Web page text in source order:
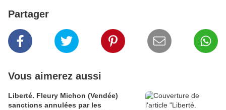
Partager
Vous aimerez aussi
Liberté. Fleury Michon (Vendée)
sanctions annulées par les